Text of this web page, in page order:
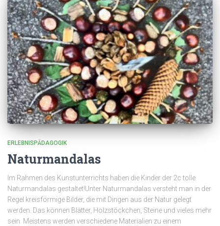
ERLEBNISPÄDAGOGIK
Naturmandalas
Im Rahmen des Kunstunterrichts haben die Kinder der 2c tolle
Naturmandalas gestaltet!Unter Naturmandalas versteht man in der
Regel kreisförmige Bilder, die mit Dingen aus der Natur gelegt
werden. Das können Blätter, Holzstöckchen, Steine und vieles mehr
sein. Meistens werden verschiedene Materialien zu einem